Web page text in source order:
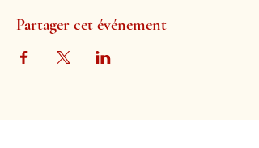
Partager cet événement